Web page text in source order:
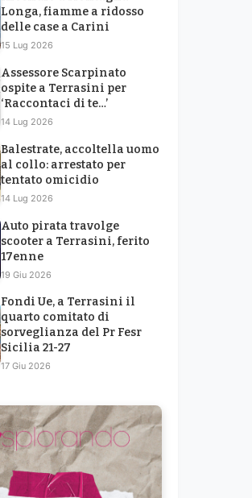
Longa, fiamme a ridosso
delle case a Carini
15 Lug 2026
Assessore Scarpinato
ospite a Terrasini per
‘Raccontaci di te…’
14 Lug 2026
Balestrate, accoltella uomo
al collo: arrestato per
tentato omicidio
14 Lug 2026
Auto pirata travolge
scooter a Terrasini, ferito
17enne
19 Giu 2026
Fondi Ue, a Terrasini il
quarto comitato di
sorveglianza del Pr Fesr
Sicilia 21-27
17 Giu 2026